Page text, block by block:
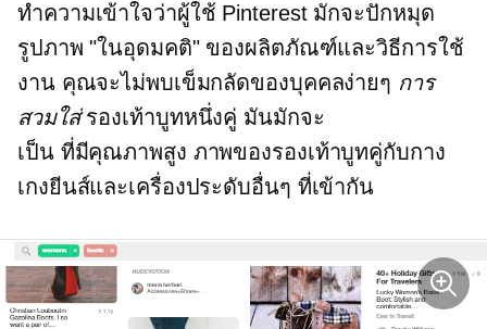
ทำความเข้าใจว่าผู้ใช้ Pinterest มักจะปักหมุด
รูปภาพ "ในอุดมคติ" ของผลิตภัณฑ์และวิธีการใช้
งาน คุณจะไม่พบเข็มกลัดของบุคคลง่ายๆ การ
สวมใส่รองเท้าบูทหนึ่งคู่ มันมักจะ
เป็น ที่มีคุณภาพสูง ภาพของรองเท้าบูทคู่กับกาง
เกงยีนส์และเครื่องประดับอื่นๆ ที่เข้ากัน